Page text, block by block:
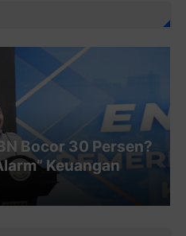
Bocor 30 Persen?
Keuangan